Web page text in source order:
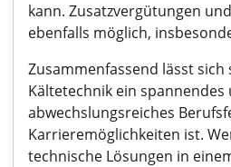
kann. Zusatzvergütungen
ebenfalls möglich,
Zusammenfassend lässt sich
Kältetechnik ein spannendes
abwechslungsreiches
Karrieremöglichkeiten ist.
technische Lösungen in